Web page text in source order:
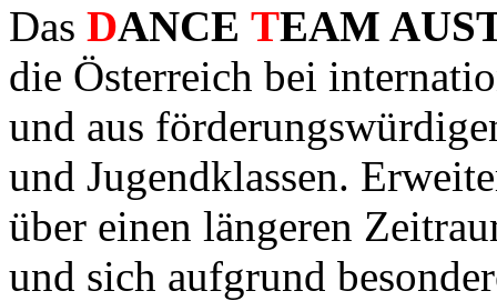
Das DANCE TEAM
die Österreich bei
und aus
und Jugendklassen.
über einen längeren
und sich aufgrund